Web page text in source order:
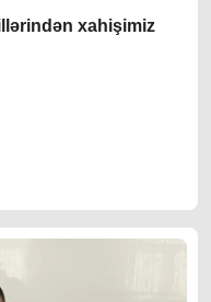
xahişimiz